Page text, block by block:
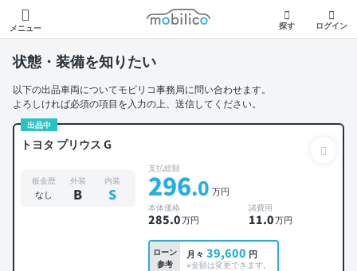
メニュー
モビリコ
探す ログイン
状態・装備を知りたい
以下の出品車両についてモビリコ事務局に問い合わせます。
よろしければ必須の項目を入力の上、送信してください。
出品中
トヨタ プリウス G
板金歴
なし
外装
B
内装
S
支払総額
296.0 万円
本体価格
285.0万円
諸費用
11.0万円
ローン
参考
月々 39,600 円
※金額は変更できます。